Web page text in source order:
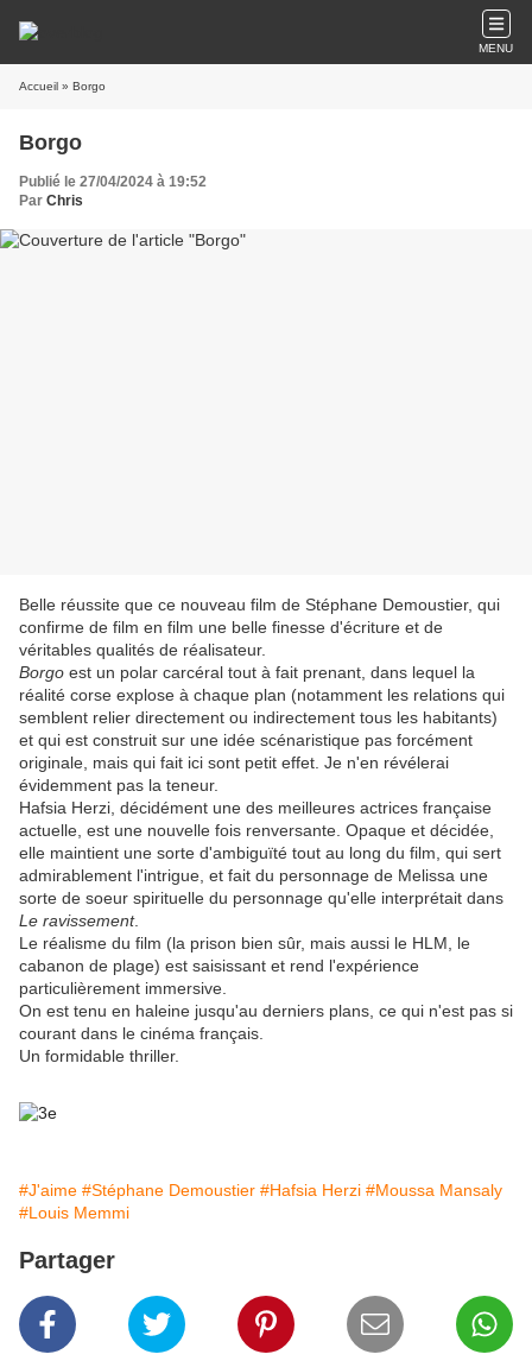
MENU
Accueil » Borgo
Borgo
Publié le 27/04/2024 à 19:52
Par Chris
Belle réussite que ce nouveau film de Stéphane Demoustier, qui
confirme de film en film une belle finesse d'écriture et de
véritables qualités de réalisateur.
Borgo est un polar carcéral tout à fait prenant, dans lequel la
réalité corse explose à chaque plan (notamment les relations qui
semblent relier directement ou indirectement tous les habitants)
et qui est construit sur une idée scénaristique pas forcément
originale, mais qui fait ici sont petit effet. Je n'en révélerai
évidemment pas la teneur.
Hafsia Herzi, décidément une des meilleures actrices française
actuelle, est une nouvelle fois renversante. Opaque et décidée,
elle maintient une sorte d'ambiguïté tout au long du film, qui sert
admirablement l'intrigue, et fait du personnage de Melissa une
sorte de soeur spirituelle du personnage qu'elle interprétait dans
Le ravissement.
Le réalisme du film (la prison bien sûr, mais aussi le HLM, le
cabanon de plage) est saisissant et rend l'expérience
particulièrement immersive.
On est tenu en haleine jusqu'au derniers plans, ce qui n'est pas si
courant dans le cinéma français.
Un formidable thriller.
#J'aime #Stéphane Demoustier #Hafsia Herzi #Moussa Mansaly
#Louis Memmi
Partager